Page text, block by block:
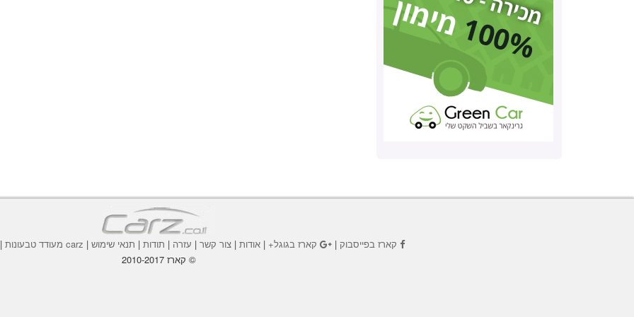
קארז בפייסבוק | קארז בגוגל+ | אודות | צור קשר | עזרה | תודות | תנאי שימוש | carz מעודד טבעונות |
© קארז 2010-2017